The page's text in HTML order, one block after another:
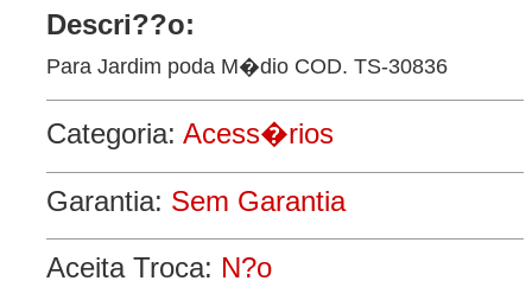
Descri??o:
Para Jardim poda M�dio COD. TS-30836
Categoria: Acess�rios
Garantia: Sem Garantia
Aceita Troca: N?o